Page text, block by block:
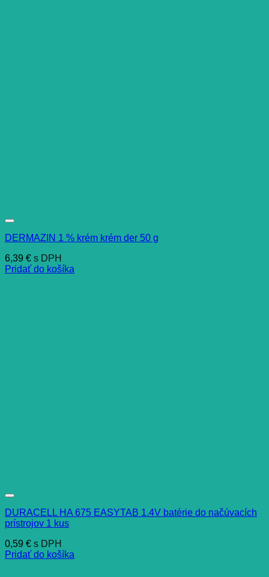
DERMAZIN 1 % krém krém der 50 g
6,39 € s DPH
Pridať do košíka
DURACELL HA 675 EASYTAB 1.4V batérie do načúvacích
prístrojov 1 kus
0,59 € s DPH
Pridať do košíka